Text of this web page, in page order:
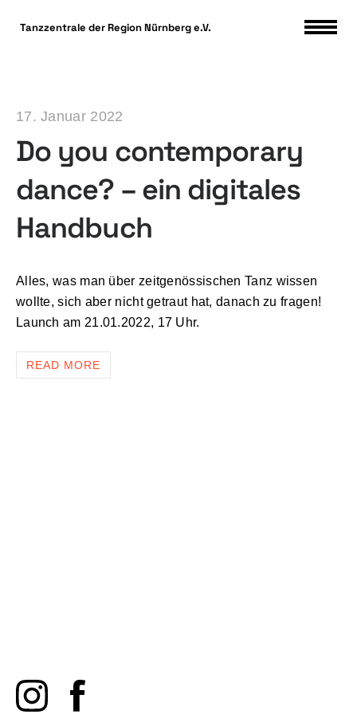
Tanzzentrale der Region Nürnberg e.V.
17. Januar 2022
Do you contemporary
dance? – ein digitales
Handbuch
Alles, was man über zeitgenössischen Tanz wissen
wollte, sich aber nicht getraut hat, danach zu fragen!
Launch am 21.01.2022, 17 Uhr.
READ MORE